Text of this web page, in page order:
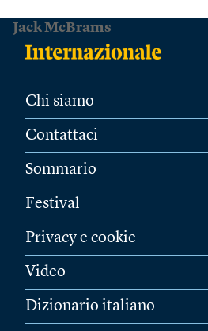
Jack McBrams
Chi siamo
Contattaci
Sommario
Festival
Privacy e cookie
Video
Dizionario italiano